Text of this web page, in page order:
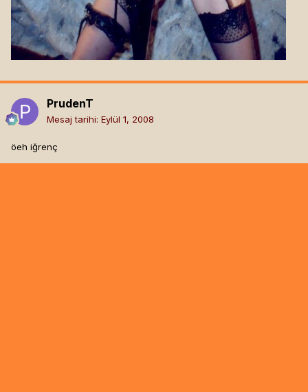
PrudenT
Mesaj tarihi: Eylül 1, 2008
öeh iğrenç